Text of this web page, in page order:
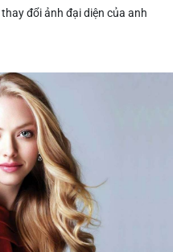
đổi ảnh đại diện của anh